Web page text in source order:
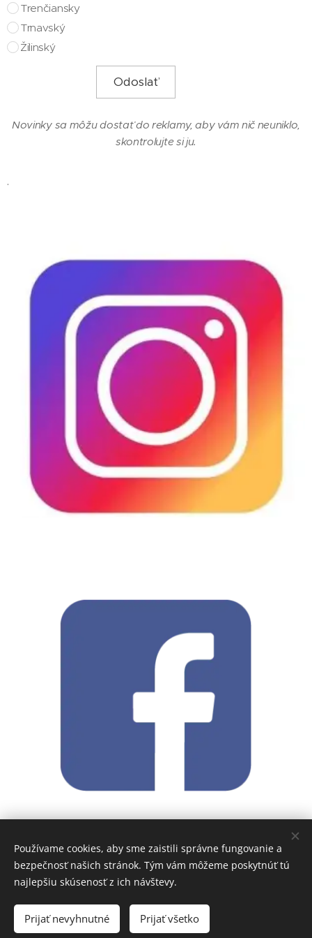
Trenčiansky
Trnavský
Žilinský
Odoslať
Novinky sa môžu dostať do reklamy, aby vám nič neuniklo,
skontrolujte si ju.
.
2011-2024 Národný týždeň manželstva o. z.
Používame cookies, aby sme zaistili správne fungovanie a
bezpečnosť našich stránok. Tým vám môžeme poskytnúť tú
najlepšiu skúsenosť z ich návštevy.
Prijať nevyhnutné Prijať všetko